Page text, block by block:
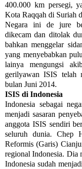
400.000 km persegi,
Kota Raqqah di Suriah
Negara ini de jure
dikecam dan ditolak
bahkan menggelar
yang menyebabkan
lainya mengungsi
gerilyawan ISIS telah
bulan Juni 2014.
ISIS di Indonesia
Indonesia sebagai
menjadi sasaran
anggota ISIS sendiri
seluruh dunia. Chep
Reformis (Garis)
regional Indonesia. Dia
Indonesia sudah